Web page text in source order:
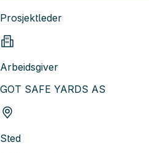
Prosjektleder
Arbeidsgiver
GOT SAFE YARDS AS
Sted